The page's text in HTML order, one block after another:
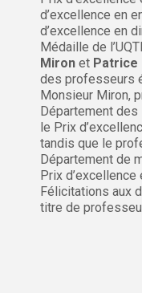
d’excellence en
d’excellence en
Médaille de
Miron et Patrice
des professeurs
Monsieur Miron,
Département des
le Prix
tandis que le
Département de
Prix
Félicitations aux
titre de